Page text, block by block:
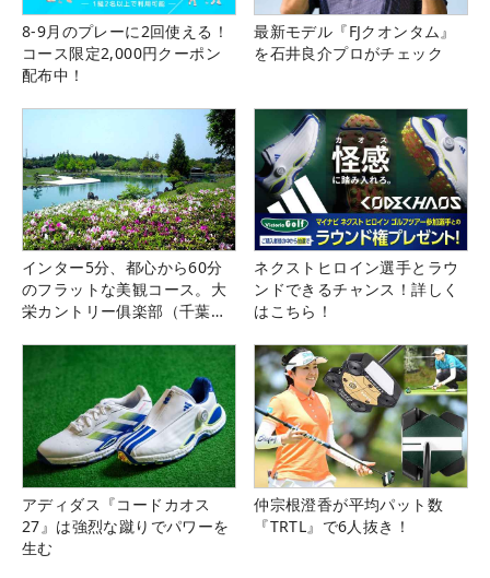
8-9月のプレーに2回使える！
コース限定2,000円クーポン
配布中！
最新モデル『FJクオンタム』
を石井良介プロがチェック
インター5分、都心から60分
のフラットな美観コース。大
栄カントリー俱楽部（千葉
ネクストヒロイン選手とラウ
ンドできるチャンス！詳しく
はこちら！
アディダス『コードカオス
27』は強烈な蹴りでパワーを
生む
仲宗根澄香が平均パット数
『TRTL』で6人抜き！